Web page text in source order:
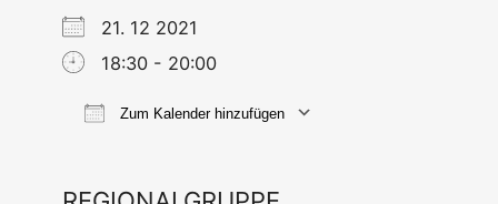
21. 12 2021
18:30 - 20:00
Zum Kalender hinzufügen